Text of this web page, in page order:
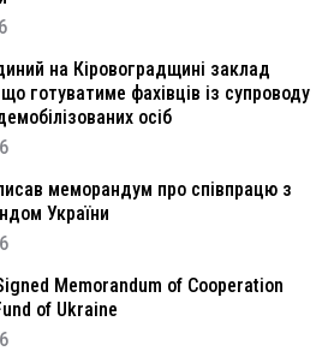
на Кіровоградщині заклад
готуватиме фахівців із супроводу
осіб
меморандум про співпрацю з
України
Memorandum of Cooperation
of Ukraine